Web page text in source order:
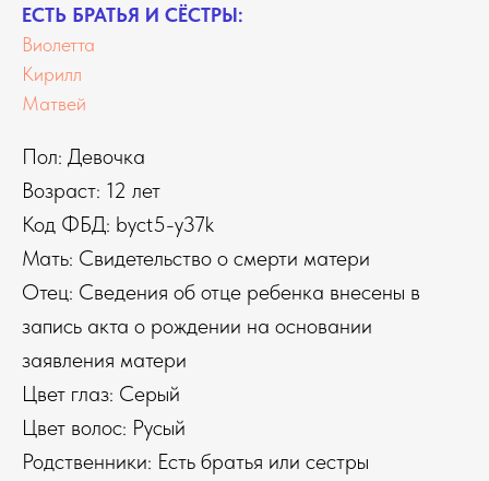
ЕСТЬ БРАТЬЯ И СЁСТРЫ:
Виолетта
Кирилл
Матвей
Пол: Девочка
Возраст: 12 лет
Код ФБД: byct5-y37k
Мать: Свидетельство о смерти матери
Отец: Сведения об отце ребенка внесены в
запись акта о рождении на основании
заявления матери
Цвет глаз: Серый
Цвет волос: Русый
Родственники: Есть братья или сестры